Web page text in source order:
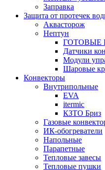
Заправка
Защита от протечек
Аквасторож
Нептун
ГОТОВЫЕ
Датчики
Модули
Шаровые
Конвекторы
Внутрипольные
EVA
itermic
КЗТО Бриз
Газовые
ИК-обогреватели
Напольные
Парапетные
Тепловые завесы
Тепловые пушки